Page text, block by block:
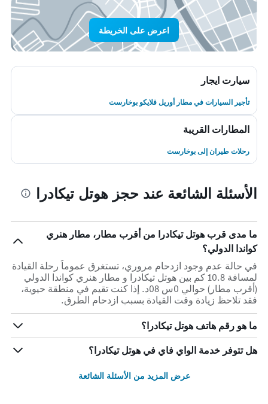
اعرض على الخريطة
سيارت ايجار
تأجير السيارات في مطار أوريل فلايكو بوخارست
المطارات القريبة
رحلات طيران إلى بوخارست
الأسئلة الشائعة عند حجز هوتل تيكادرا
ما مدى قرب هوتل تيكادرا من أقرب مطار، مطار هنري
كواندا الدولي؟
في حالة عدم وجود ازدحام مروري، تستغرق عموماً رحلة القيادة
لمسافة 10.8 كم بين هوتل تيكادرا و مطار هنري كواندا الدولي
(أقرب مطار) حوالي 0س 08د. إذا كنت تقيم في منطقة حيوية،
فقد تلاحظ زيادة وقت القيادة بسبب ازدحام الطرق.
ما هو رقم هاتف هوتل تيكادرا؟
هل تتوفر خدمة الواي فاي في هوتل تيكادرا؟
عرض المزيد من الأسئلة الشائعة